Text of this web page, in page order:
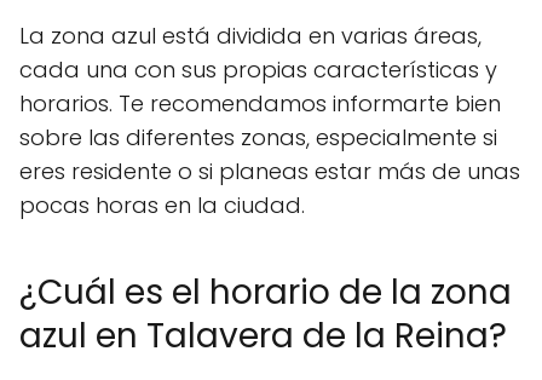
La zona azul está dividida en varias áreas,
cada una con sus propias características y
horarios. Te recomendamos informarte bien
sobre las diferentes zonas, especialmente si
eres residente o si planeas estar más de unas
pocas horas en la ciudad.
¿Cuál es el horario de la zona
azul en Talavera de la Reina?